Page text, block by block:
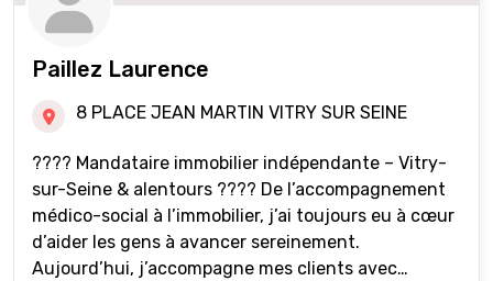
Paillez Laurence
8 PLACE JEAN MARTIN VITRY SUR SEINE
???? Mandataire immobilier indépendante – Vitry-
sur-Seine & alentours ???? De l’accompagnement
médico-social à l’immobilier, j’ai toujours eu à cœur
d’aider les gens à avancer sereinement.
Aujourd’hui, j’accompagne mes clients avec